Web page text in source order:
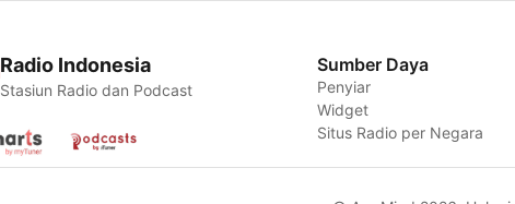
Radio Indonesia
Stasiun Radio dan Podcast
Sumber Daya
Penyiar
Widget
Situs Radio per Negara